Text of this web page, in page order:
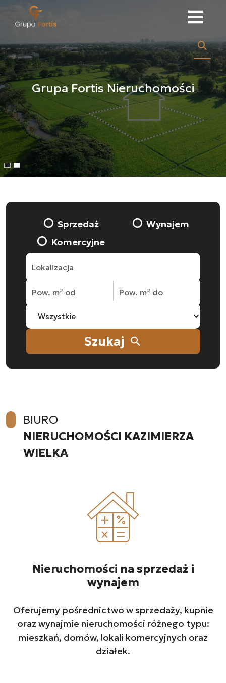
Grupa Fortis Nieruchomości
Grupa Fortis Nieruchomości
Sprzedaż
Wynajem
Komercyjne
Szukaj search
BIURO
NIERUCHOMOŚCI KAZIMIERZA
WIELKA
Nieruchomości na sprzedaż i
wynajem
Oferujemy pośrednictwo w sprzedaży, kupnie
oraz wynajmie nieruchomości różnego typu:
mieszkań, domów, lokali komercyjnych oraz
działek.